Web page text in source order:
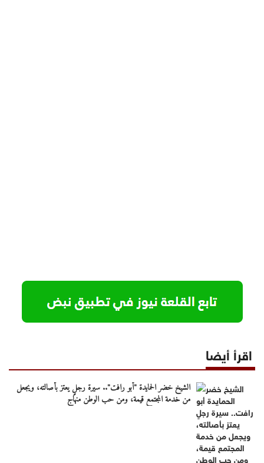
اقرأ أيضا
الشيخ خضر الحمايدة "أبو رافت".. سيرة رجلٍ يعتز بأصالته، ويجعل
من خدمة المجتمع قيمة، ومن حب الوطن منهاج